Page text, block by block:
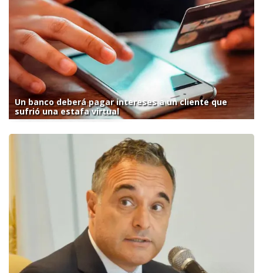
Un banco deberá pagar intereses a un cliente que
sufrió una estafa virtual